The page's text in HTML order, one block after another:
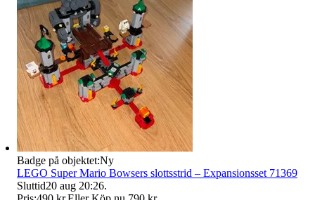
Badge på objektet:Ny
LEGO Super Mario Bowsers slottsstrid – Expansionsset 71369
Sluttid20 aug 20:26.